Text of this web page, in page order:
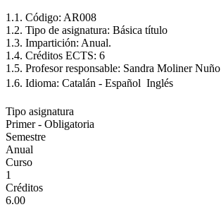
1.1. Código: AR008
1.2. Tipo de asignatura: Básica título
1.3. Impartición: Anual.
1.4. Créditos ECTS: 6
1.5. Profesor responsable: Sandra Moliner Nuño
1.6. Idioma: Catalán - Español  Inglés
Tipo asignatura
Primer - Obligatoria
Semestre
Anual
Curso
1
Créditos
6.00